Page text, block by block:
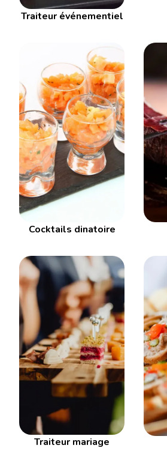
Traiteur événementiel
Cocktails dinatoire
Traiteur mariage